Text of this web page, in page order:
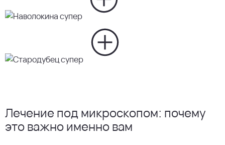
Лечение под микроскопом: почему
это важно именно вам